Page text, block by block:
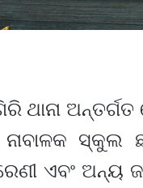
ସ୍କୁଲ
ଏବଂ ଅନ୍ୟ